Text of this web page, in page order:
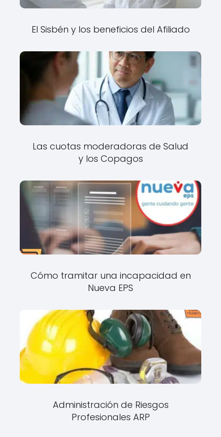
El Sisbén y los beneficios del Afiliado
Las cuotas moderadoras de Salud
y los Copagos
Cómo tramitar una incapacidad en
Nueva EPS
Administración de Riesgos
Profesionales ARP